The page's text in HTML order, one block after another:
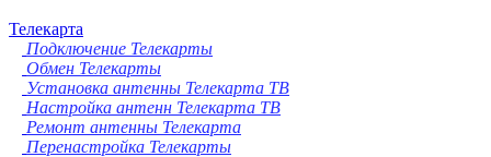
Телекарта
Подключение Телекарты
Обмен Телекарты
Установка антенны Телекарта ТВ
Настройка антенн Телекарта ТВ
Ремонт антенны Телекарта
Перенастройка Телекарты